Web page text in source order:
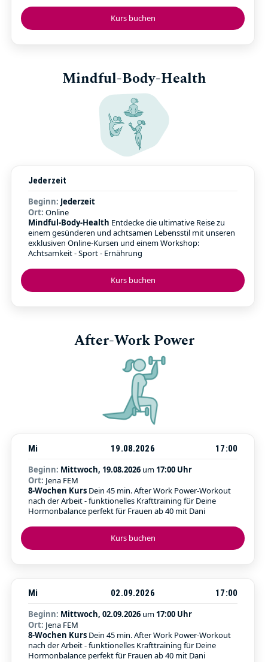
Kurs buchen
Mindful-Body-Health
Kurs buchen
Jederzeit
Beginn: Jederzeit
Ort: Online
Mindful-Body-Health Entdecke die ultimative Reise zu
einem gesünderen und achtsamen Lebensstil mit unseren
exklusiven Online-Kursen und einem Workshop:
Achtsamkeit - Sport - Ernährung
After-Work Power
Kurs buchen
Mi 19.08.2026
17:00
Beginn: Mittwoch, 19.08.2026 um 17:00 Uhr
Ort: Jena FEM
8-Wochen Kurs Dein 45 min. After Work Power-Workout
nach der Arbeit - funktionelles Krafttraining für Deine
Hormonbalance perfekt für Frauen ab 40 mit Dani
Mi 02.09.2026
17:00
Beginn: Mittwoch, 02.09.2026 um 17:00 Uhr
Ort: Jena FEM
8-Wochen Kurs Dein 45 min. After Work Power-Workout
nach der Arbeit - funktionelles Krafttraining für Deine
Hormonbalance perfekt für Frauen ab 40 mit Dani